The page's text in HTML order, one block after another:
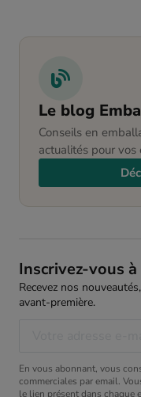
Le blog
Conseils en
actualités pour
Inscrivez-vous
Recevez nos
avant-première.
En vous abonnant, vous
commerciales par email.
le lien présent dans chaque